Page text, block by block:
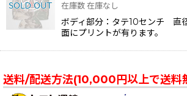
在庫数 在庫なし
ボディ部分：タテ10センチ 直
面にプリントが有ります。
送料/配送方法(10,000円以上で送料